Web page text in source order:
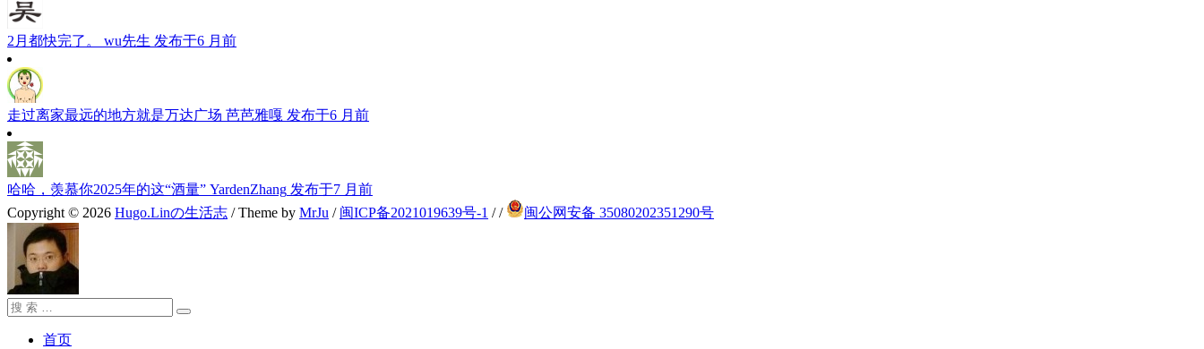
2月都快完了。 wu先生 发布于6 月前
走过离家最远的地方就是万达广场 芭芭雅嘎 发布于6 月前
哈哈，羡慕你2025年的这“酒量” YardenZhang 发布于7 月前
Copyright © 2026 Hugo.Linの生活志 / Theme by MrJu / 闽ICP备2021019639号-1 // 闽公网安备 35080202351290号
搜
搜
首页